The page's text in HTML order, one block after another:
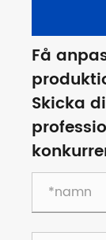
Få
Skicka